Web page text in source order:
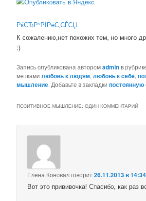
РќСЂР°РІРёС‚СЃСЏ
К сожалению,нет похожих тем, но много
:)
Запись опубликована авторомadminв
меткамилюбовь к людям,любовь к себе,
мышление. Добавьте в закладки
ПОЗИТИВНОЕ МЫШЛЕНИЕ: ОДИН КОММЕНТАРИЙ
Елена Коновалговорит26.11.2013 в 14:34
Вот это прививочка! Спасибо, как раз